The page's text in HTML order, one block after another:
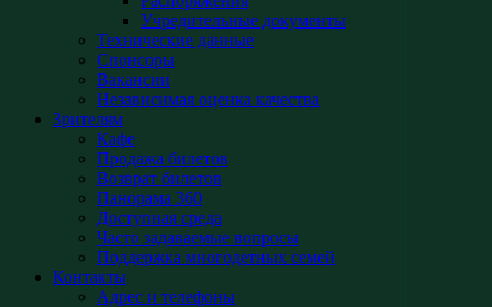
Учредительные документы
Технические данные
Спонсоры
Вакансии
Независимая оценка качества
Зрителям
Кафе
Продажа билетов
Возврат билетов
Панорама 360
Доступная среда
Часто задаваемые вопросы
Поддержка многодетных семей
Контакты
Адрес и телефоны